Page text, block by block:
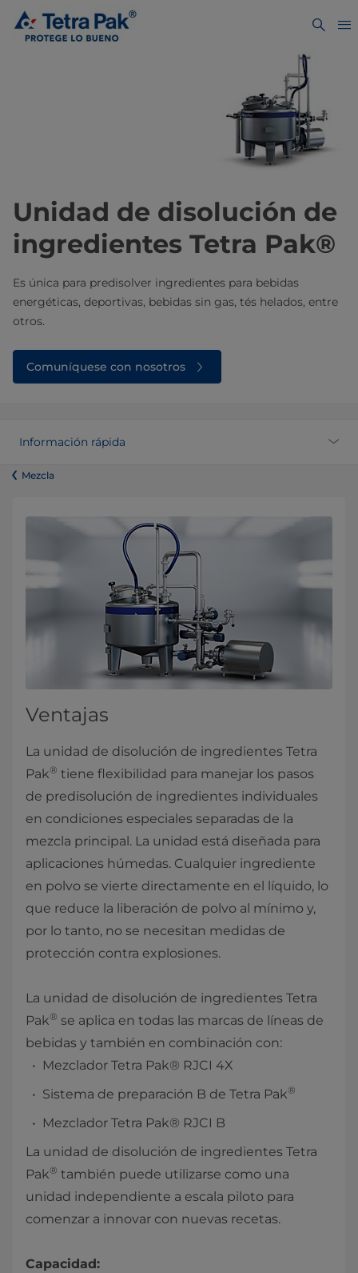
Unidad de disolución de
ingredientes Tetra Pak®
Es única para predisolver ingredientes para bebidas
energéticas, deportivas, bebidas sin gas, tés helados, entre
otros.
Comuníquese con nosotros
Información rápida
​​​​​​​​​​​​​​​​​​​​​​​​Mezcla
Ventajas
La unidad de disolución de ingredientes Tetra
Pak® tiene flexibilidad para manejar los pasos
de predisolución de ingredientes individuales
en condiciones especiales separadas de la
mezcla principal. La unidad está diseñada para
aplicaciones húmedas. Cualquier ingrediente
en polvo se vierte directamente en el líquido, lo
que reduce la liberación de polvo al mínimo y,
por lo tanto, no se necesitan medidas de
protección contra explosiones.
La unidad de disolución de ingredientes Tetra
Pak® se aplica en todas las marcas de líneas de
bebidas y también en combinación con:
Mezclador Tetra Pak® RJCI 4X
Sistema de preparación B de Tetra Pak®
Mezclador Tetra Pak® RJCI B
La unidad de disolución de ingredientes Tetra
Pak® también puede utilizarse como una
unidad independiente a escala piloto para
comenzar a innovar con nuevas recetas.
Capacidad: